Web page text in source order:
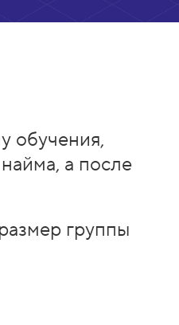
обучения,
а после
группы